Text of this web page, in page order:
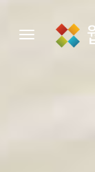
Toggle